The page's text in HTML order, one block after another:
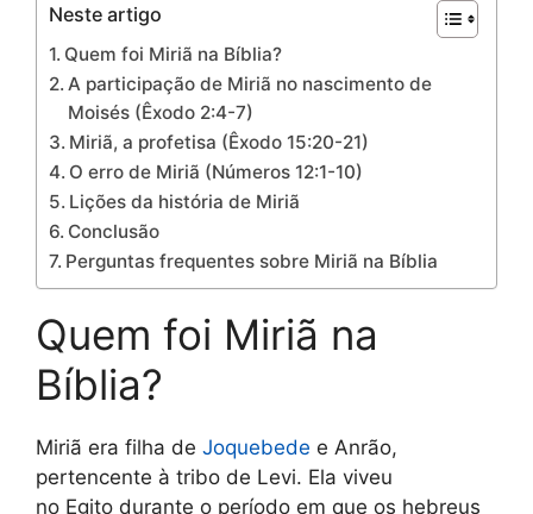
Neste artigo
Quem foi Miriã na Bíblia?
A participação de Miriã no nascimento de
Moisés (Êxodo 2:4-7)
Miriã, a profetisa (Êxodo 15:20-21)
O erro de Miriã (Números 12:1-10)
Lições da história de Miriã
Conclusão
Perguntas frequentes sobre Miriã na Bíblia
Quem foi Miriã na
Bíblia?
Miriã era filha de Joquebede e Anrão,
pertencente à tribo de Levi. Ela viveu
no Egito durante o período em que os hebreus